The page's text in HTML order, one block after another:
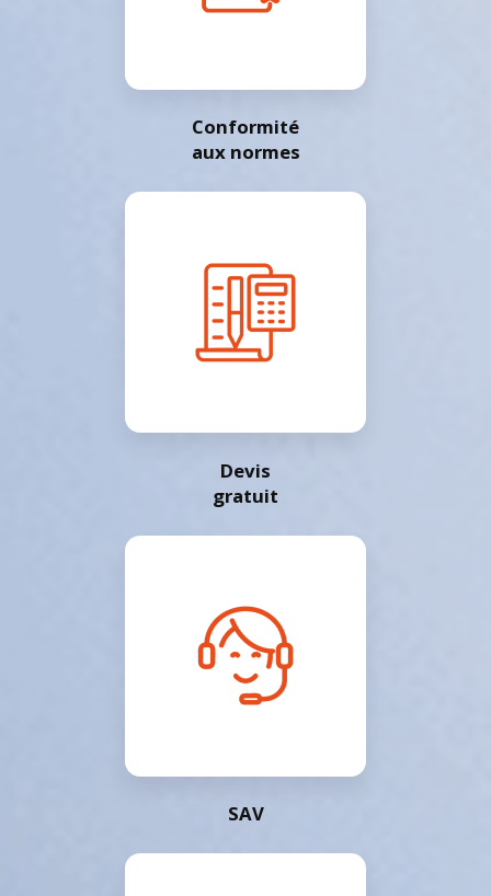
Conformité
aux normes
Devis
gratuit
SAV